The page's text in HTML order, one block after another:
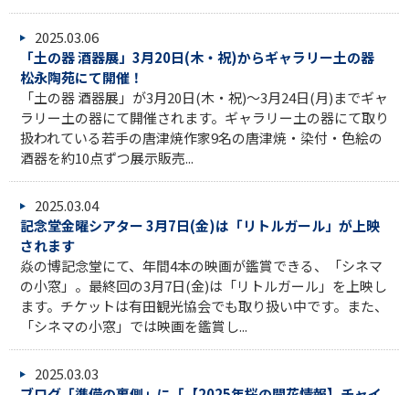
2025.03.06
「土の器 酒器展」3月20日(木・祝)からギャラリー土の器
松永陶苑にて開催！
「土の器 酒器展」が3月20日(木・祝)～3月24日(月)までギャ
ラリー土の器にて開催されます。ギャラリー土の器にて取り
扱われている若手の唐津焼作家9名の唐津焼・染付・色絵の
酒器を約10点ずつ展示販売...
2025.03.04
記念堂金曜シアター 3月7日(金)は「リトルガール」が上映
されます
焱の博記念堂にて、年間4本の映画が鑑賞できる、「シネマ
の小窓」。最終回の3月7日(金)は「リトルガール」を上映し
ます。チケットは有田観光協会でも取り扱い中です。また、
「シネマの小窓」では映画を鑑賞し...
2025.03.03